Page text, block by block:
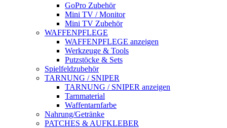
GoPro Zubehör
Mini TV / Monitor
Mini TV Zubehör
WAFFENPFLEGE
WAFFENPFLEGE anzeigen
Werkzeuge & Tools
Putzstöcke & Sets
Spielfeldzubehör
TARNUNG / SNIPER
TARNUNG / SNIPER anzeigen
Tarnmaterial
Waffentarnfarbe
Nahrung/Getränke
PATCHES & AUFKLEBER